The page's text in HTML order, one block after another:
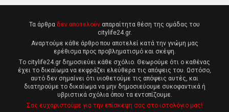
Τα άρθρα δεν αποτελούν απαραίτητα θέση της ομάδας του
citylife24.gr.
Αναρτούμε κάθε άρθρο που αποτελεί κατά την γνώμη μας
ερέθισμα προς προβληματισμό και σκέψη.
Tο citylife24.gr δημοσιεύει κάθε σχόλιο. Θεωρούμε ότι ο καθένας
έχει το δικαίωμα να εκφράζει ελεύθερα τις απόψεις του. Ωστόσο,
αυτό δεν σημαίνει ότι υιοθετούμε τις απόψεις αυτές, και
διατηρούμε το δικαίωμα να μην δημοσιεύουμε συκοφαντικά ή
υβριστικά σχόλια όπου τα εντοπίζουμε.
Σας ευχαριστούμε για την επίσκεψη σας στο ιστολόγιο μας!